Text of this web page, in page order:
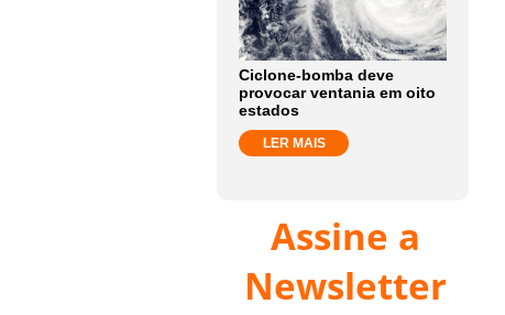
Ciclone-bomba deve
provocar ventania em oito
estados
LER MAIS
Assine a
Newsletter